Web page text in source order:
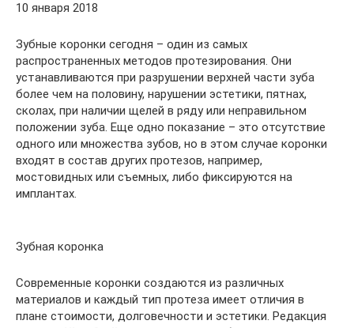
10 января 2018
Зубные коронки сегодня – один из самых
распространенных методов протезирования. Они
устанавливаются при разрушении верхней части зуба
более чем на половину, нарушении эстетики, пятнах,
сколах, при наличии щелей в ряду или неправильном
положении зуба. Еще одно показание – это отсутствие
одного или множества зубов, но в этом случае коронки
входят в состав других протезов, например,
мостовидных или съемных, либо фиксируются на
имплантах.
Зубная коронка
Современные коронки создаются из различных
материалов и каждый тип протеза имеет отличия в
плане стоимости, долговечности и эстетики. Редакция